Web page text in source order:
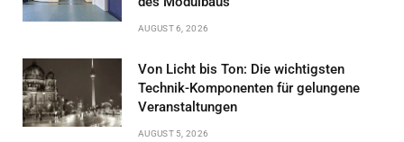
AUGUST 6, 2026
Von Licht bis Ton: Die wichtigsten
Technik-Komponenten für gelungene
Veranstaltungen
AUGUST 5, 2026